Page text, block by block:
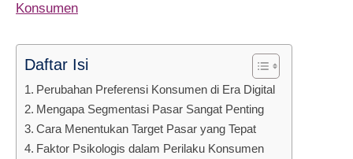
Konsumen
Daftar Isi
Perubahan Preferensi Konsumen di Era Digital
Mengapa Segmentasi Pasar Sangat Penting
Cara Menentukan Target Pasar yang Tepat
Faktor Psikologis dalam Perilaku Konsumen